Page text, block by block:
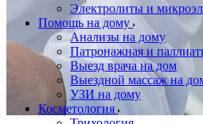
Электролиты и
Помощь на дому
Анализы на дому
Патронажная и
Выезд врача на дом
Выездной массаж на
УЗИ на дому
Косметология